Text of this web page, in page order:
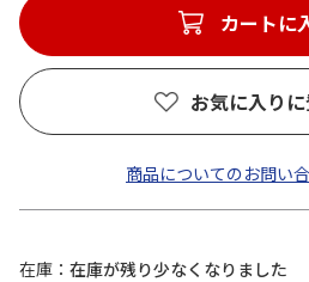
カートに
お気に入り
商品についてのお問い
在庫
在庫が残り少なくなりました